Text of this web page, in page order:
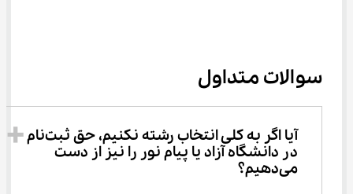
سوالات متداول
آیا اگر به کلی انتخاب رشته نکنیم، حق ثبت‌نام
در دانشگاه آزاد یا پیام نور را نیز از دست
می‌دهیم؟